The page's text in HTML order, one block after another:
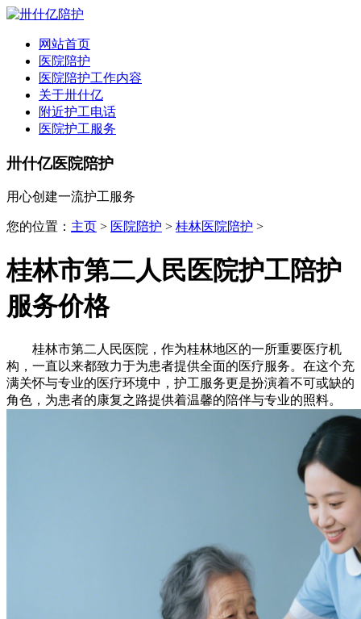
网站首页
医院陪护
医院陪护工作内容
关于卅什亿
附近护工电话
医院护工服务
卅什亿医院陪护
用心创建一流护工服务
您的位置： 主页 > 医院陪护 > 桂林医院陪护 >
桂林市第二人民医院护工陪护
服务价格
桂林市第二人民医院，作为桂林地区的一所重要医疗机
构，一直以来都致力于为患者提供全面的医疗服务。在这个充
满关怀与专业的医疗环境中，护工服务更是扮演着不可或缺的
角色，为患者的康复之路提供着温馨的陪伴与专业的照料。